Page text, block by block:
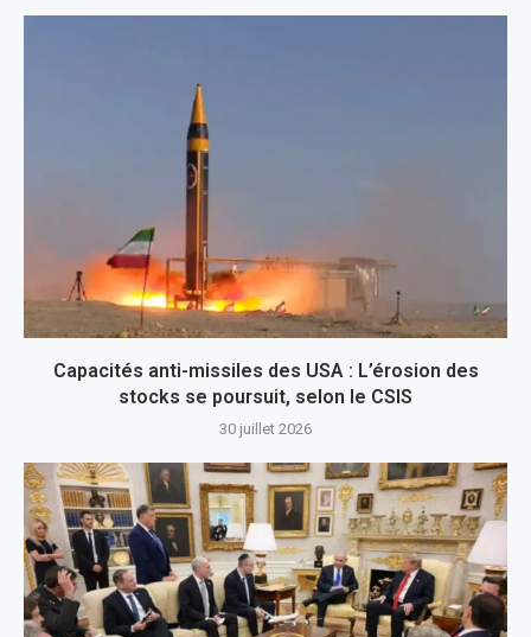
Capacités anti-missiles des USA : L’érosion des
stocks se poursuit, selon le CSIS
30 juillet 2026